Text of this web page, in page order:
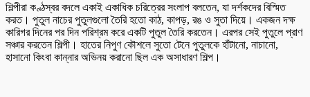
শিল্পীরা কণ্ঠস্বর বদলে একাই একাধিক চরিত্রের সংলাপ বলতেন, যা দর্শকদের বিস্মিত
করত। পুতুল নাচের পুতুলগুলো তৈরি হতো কাঠ, কাপড়, রঙ ও সুতা দিয়ে। একজন দক্ষ
কারিগর দিনের পর দিন পরিশ্রম করে একটি পুতুল তৈরি করতেন। এরপর সেই পুতুলে প্রাণ
সঞ্চার করতেন শিল্পী। হাতের নিপুণ কৌশলে সুতো টেনে পুতুলকে হাঁটানো, নাচানো,
হাসানো কিংবা কান্নার অভিনয় করানো ছিল এক অসাধারণ শিল্প।